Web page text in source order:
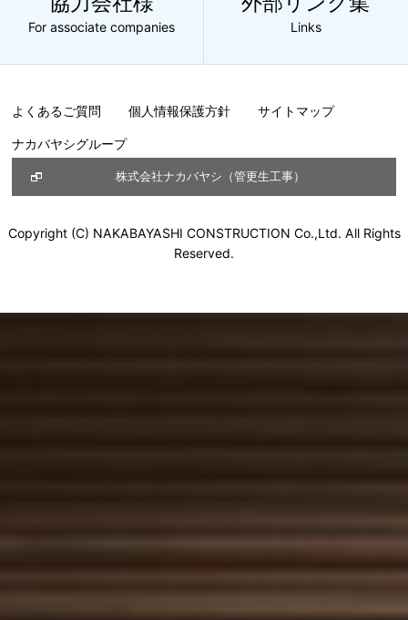
For associate companies Links
よくあるご質問 個人情報保護方針 サイトマップ
ナカバヤシグループ
株式会社ナカバヤシ（管更生工事）
Copyright (C) NAKABAYASHI CONSTRUCTION Co.,Ltd. All Rights
Reserved.